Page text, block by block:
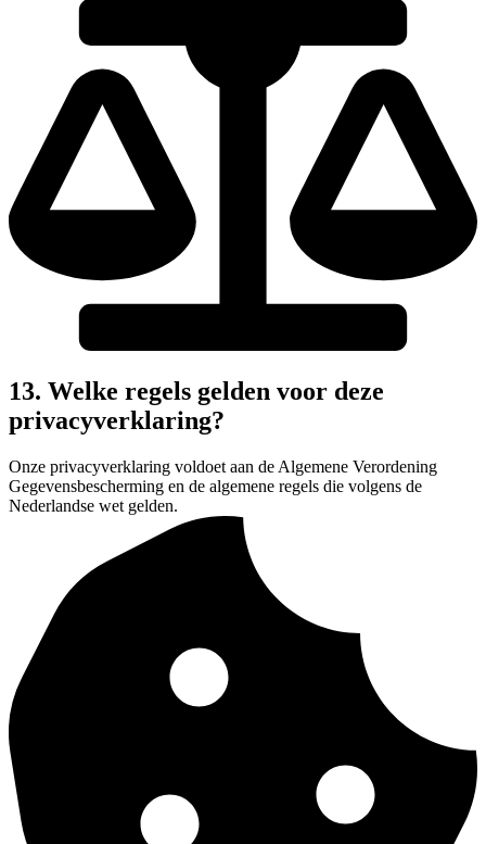
13. Welke regels gelden voor deze
privacyverklaring?
Onze privacyverklaring voldoet aan de Algemene Verordening
Gegevensbescherming en de algemene regels die volgens de
Nederlandse wet gelden.